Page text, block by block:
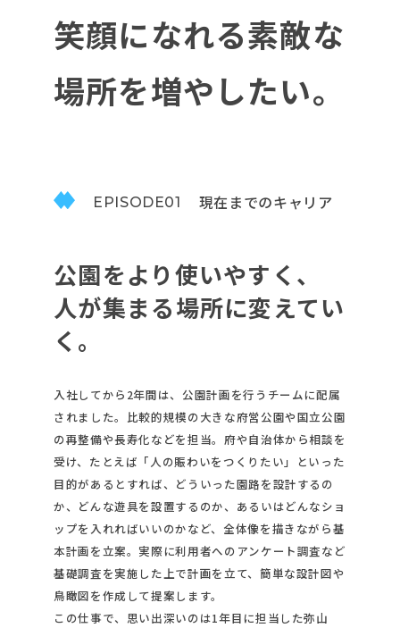
笑顔になれる素敵な
場所を増やしたい。
EPISODE01 現在までのキャリア
公園をより使いやすく、
人が集まる場所に変えてい
く。
入社してから2年間は、公園計画を行うチームに配属
されました。比較的規模の大きな府営公園や国立公園
の再整備や長寿化などを担当。府や自治体から相談を
受け、たとえば「人の賑わいをつくりたい」といった
目的があるとすれば、どういった園路を設計するの
か、どんな遊具を設置するのか、あるいはどんなショ
ップを入れればいいのかなど、全体像を描きながら基
本計画を立案。実際に利用者へのアンケート調査など
基礎調査を実施した上で計画を立て、簡単な設計図や
鳥瞰図を作成して提案します。
この仕事で、思い出深いのは1年目に担当した弥山